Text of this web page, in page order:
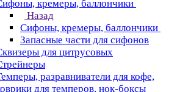
кремеры, баллончики
Назад
Сифоны, кремеры, баллончики
Запасные части для сифонов
для цитрусовых
разравниватели для кофе,
для темперов, нок-боксы